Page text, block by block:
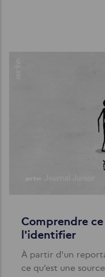
Comprendre
l'identifier
À partir d'un
ce qu’est une